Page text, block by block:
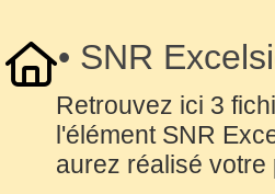
• SNR
Retrouvez ici 3
l'élément SNR
aurez réalisé